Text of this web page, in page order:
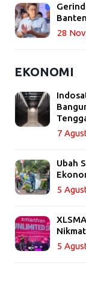
28
EKONOMI
7
Ubah
5
5